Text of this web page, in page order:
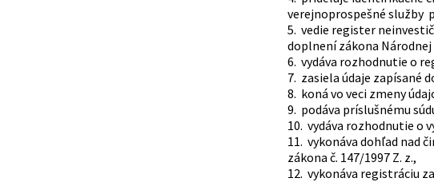
verejnoprospešné služby
5. vedie register
doplnení zákona Národnej
6. vydáva rozhodnutie o
7. zasiela údaje zapísané
8. koná vo veci zmeny
9. podáva príslušnému
10. vydáva rozhodnutie o
11. vykonáva dohľad nad
zákona č. 147/1997 Z. z.,
12. vykonáva registráciu